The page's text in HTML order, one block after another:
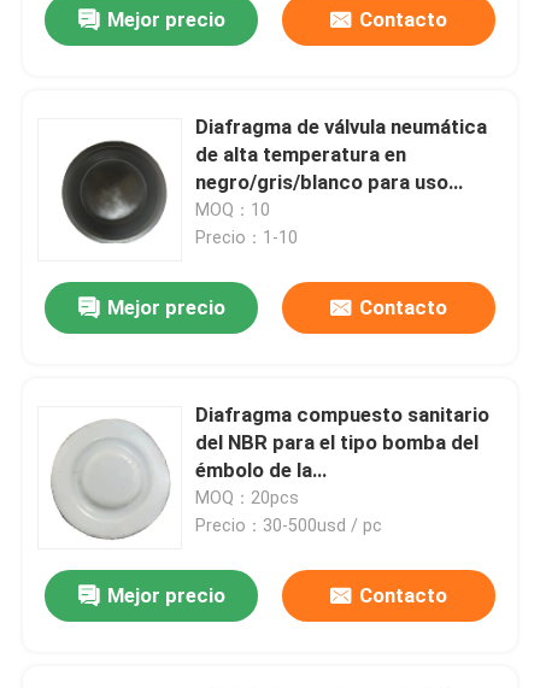
Mejor precio Contacto
Diafragma de válvula neumática
de alta temperatura en
negro/gris/blanco para uso
industrial
MOQ：10
Precio：1-10
Mejor precio Contacto
Diafragma compuesto sanitario
del NBR para el tipo bomba del
émbolo de la
medición/transferencia del
ungüento
MOQ：20pcs
Precio：30-500usd / pc
Mejor precio Contacto